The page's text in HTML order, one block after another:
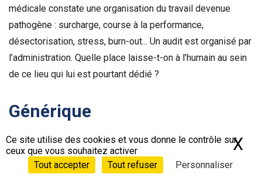
médicale constate une organisation du travail devenue
pathogène : surcharge, course à la performance,
désectorisation, stress, burn-out... Un audit est organisé par
l’administration. Quelle place laisse-t-on à l’humain au sein
de ce lieu qui lui est pourtant dédié ?
Générique
Réalisé par :
Jérôme Le Maire
Ce site utilise des cookies et vous donne le contrôle sur
ceux que vous souhaitez activer
Tout accepter
Tout refuser Personnaliser
X